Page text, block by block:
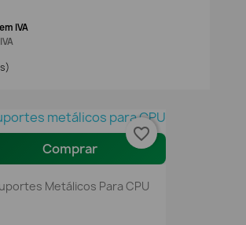
IVA
Comprar
Metálicos Para CPU
favorite_border